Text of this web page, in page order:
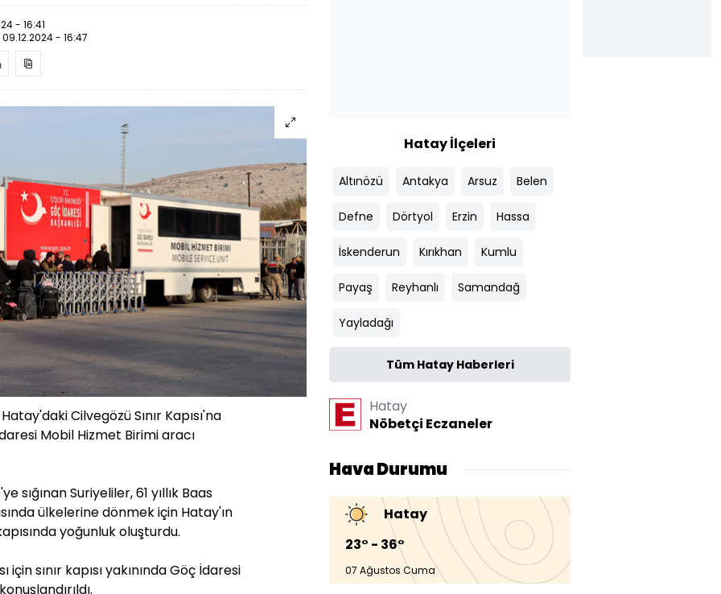
- 16:41
09.12.2024 - 16:47
Cilvegözü Sınır Kapısı'na
Mobil Hizmet Birimi aracı
sığınan Suriyeliler, 61 yıllık Baas
ülkelerine dönmek için Hatay'ın
yoğunluk oluşturdu.
sınır kapısı yakınında Göç İdaresi
Hatay İlçeleri
Altınözü Antakya Arsuz Belen
Defne Dörtyol Erzin Hassa
İskenderun Kırıkhan Kumlu
Payaş Reyhanlı Samandağ
Yayladağı
Tüm Hatay Haberleri
Hatay
Nöbetçi Eczaneler
Hava Durumu
Hatay
23° - 36°
07 Ağustos Cuma